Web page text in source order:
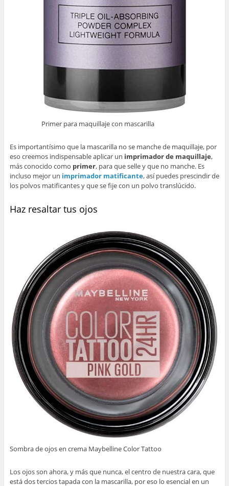
Primer para maquillaje con mascarilla
Es importantísimo que la mascarilla no se manche de maquillaje, por
eso creemos indispensable aplicar un imprimador de maquillaje,
más conocido como primer, para que selle y que no manche. Es
incluso mejor un imprimador matificante, así puedes prescindir de
los polvos matificantes y que se fije con un polvo translúcido.
Haz resaltar tus ojos
Sombra de ojos en crema Maybelline Color Tattoo
Los ojos son ahora, y más que nunca, el centro de nuestra cara, que
está dos tercios tapada con la mascarilla, por eso lo esencial en un